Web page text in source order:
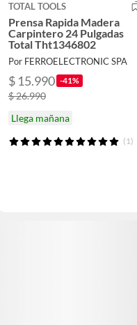
TOTAL TOOLS
Prensa Rapida Madera
Carpintero 24 Pulgadas
Total Tht1346802
Por FERROELECTRONIC SPA
$ 15.990 -41%
$ 26.990
Llega mañana
(1)